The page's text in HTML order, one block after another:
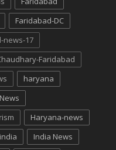
Faridabad-DC
news-17
Faridabad
haryana
Haryana-news
india
India News